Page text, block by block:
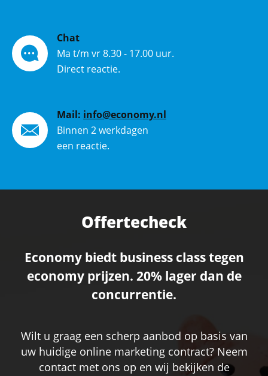
Chat
Ma t/m vr 8.30 - 17.00 uur.
Direct reactie.
Mail: info@economy.nl
Binnen 2 werkdagen
een reactie.
Offertecheck
Economy biedt business class tegen
economy prijzen. 20% lager dan de
concurrentie.
Wilt u graag een scherp aanbod op basis van
uw huidige online marketing contract? Neem
contact met ons op en wij bekijken de